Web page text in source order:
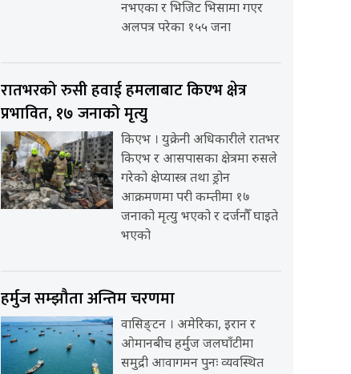
नभएका र भिजिट भिसामा गएर
अलपत्र परेका १५५ जना
रातभरको रुसी हवाई हमलाबाट किएभ क्षेत्र
प्रभावित, १७ जनाको मृत्यु
किएभ । युक्रेनी अधिकारीले रातभर
किएभ र आसपासका क्षेत्रमा रुसले
गरेको क्षेप्यास्त्र तथा ड्रोन
आक्रमणमा परी कम्तीमा १७
जनाको मृत्यु भएको र दर्जनौँ घाइते
भएको
हर्मुज सम्झौता अन्तिम चरणमा
वासिङ्टन । अमेरिका, इरान र
ओमानबीच हर्मुज जलघाँटीमा
समुद्री आवागमन पुनः व्यवस्थित